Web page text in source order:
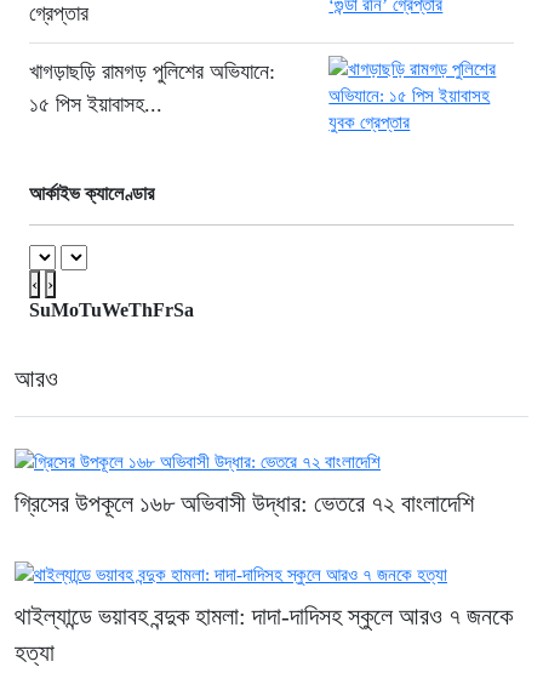
“১/১১-তে তারেক রহমানকে আয়নাঘরে বন্দি
রাখা হয়: চিফ প্রসিকিউটর”
গ্রেপ্তার
খাগড়াছড়ি রামগড় পুলিশের অভিযানে:
১৫ পিস ইয়াবাসহ...
আর্কাইভ ক্যালেণ্ডার
‹ ›
SuMoTuWeThFrSa
আরও
গ্রিসের উপকূলে ১৬৮ অভিবাসী উদ্ধার: ভেতরে ৭২ বাংলাদেশি
থাইল্যান্ডে ভয়াবহ বন্দুক হামলা: দাদা-দাদিসহ স্কুলে আরও ৭ জনকে
হত্যা